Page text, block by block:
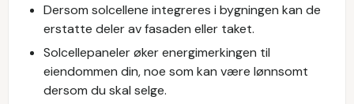
Dersom solcellene integreres i bygningen kan de
erstatte deler av fasaden eller taket.
Solcellepaneler øker energimerkingen til
eiendommen din, noe som kan være lønnsomt
dersom du skal selge.